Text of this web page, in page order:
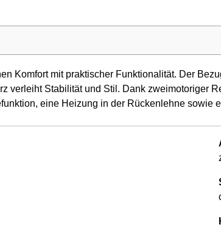
Komfort mit praktischer Funktionalität. Der
verleiht Stabilität und Stil. Dank zweimotoriger
eine Heizung in der Rückenlehne